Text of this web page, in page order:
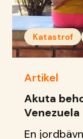
Katastrof
Artikel
Akuta
Venezuela
En